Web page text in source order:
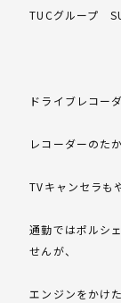
TUCグループ
ドライブレコー
レコーダーのた
TVキャンセラも
通勤ではポルシ
せんが、
エンジンをかけ